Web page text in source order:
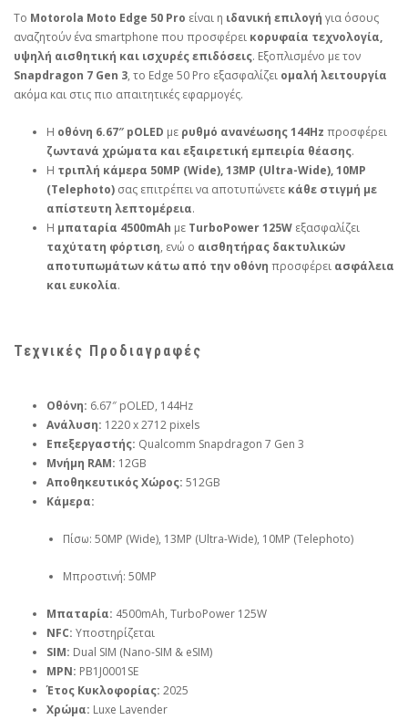
Το Motorola Moto Edge 50 Pro είναι η ιδανική επιλογή για όσους
αναζητούν ένα smartphone που προσφέρει κορυφαία τεχνολογία,
υψηλή αισθητική και ισχυρές επιδόσεις. Εξοπλισμένο με τον
Snapdragon 7 Gen 3, το Edge 50 Pro εξασφαλίζει ομαλή λειτουργία
ακόμα και στις πιο απαιτητικές εφαρμογές.
Η οθόνη 6.67″ pOLED με ρυθμό ανανέωσης 144Hz προσφέρει
ζωντανά χρώματα και εξαιρετική εμπειρία θέασης.
Η τριπλή κάμερα 50MP (Wide), 13MP (Ultra-Wide), 10MP
(Telephoto) σας επιτρέπει να αποτυπώνετε κάθε στιγμή με
απίστευτη λεπτομέρεια.
Η μπαταρία 4500mAh με TurboPower 125W εξασφαλίζει
ταχύτατη φόρτιση, ενώ ο αισθητήρας δακτυλικών
αποτυπωμάτων κάτω από την οθόνη προσφέρει ασφάλεια
και ευκολία.
Τεχνικές Προδιαγραφές
Οθόνη: 6.67″ pOLED, 144Hz
Ανάλυση: 1220 x 2712 pixels
Επεξεργαστής: Qualcomm Snapdragon 7 Gen 3
Μνήμη RAM: 12GB
Αποθηκευτικός Χώρος: 512GB
Κάμερα:
Πίσω: 50MP (Wide), 13MP (Ultra-Wide), 10MP (Telephoto)
Μπροστινή: 50MP
Μπαταρία: 4500mAh, TurboPower 125W
NFC: Υποστηρίζεται
SIM: Dual SIM (Nano-SIM & eSIM)
MPN: PB1J0001SE
Έτος Κυκλοφορίας: 2025
Χρώμα: Luxe Lavender